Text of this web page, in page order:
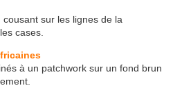
sur les lignes de la
cases.
à un patchwork sur un fond brun